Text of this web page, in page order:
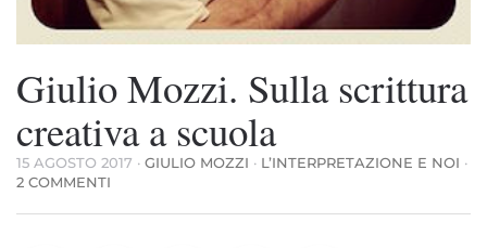
Giulio Mozzi. Sulla scrittura
creativa a scuola
15 AGOSTO 2017 · GIULIO MOZZI · L’INTERPRETAZIONE E NOI ·
2 COMMENTI
MOZZI.